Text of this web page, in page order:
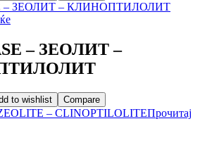
– ЗЕОЛИТ –
to wishlist Compare
Прочитај